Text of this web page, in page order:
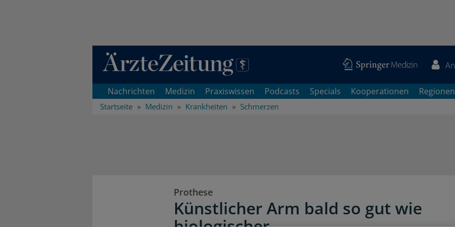
Direkt zum Inhaltsbereich
Nachrichten Medizin Praxiswissen Podcasts Specials Kooperationen Regionen
Startseite Medizin Krankheiten Schmerzen
Prothese
Künstlicher Arm bald so gut wie